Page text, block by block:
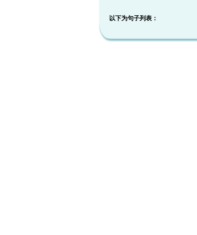
以下为句子列表：